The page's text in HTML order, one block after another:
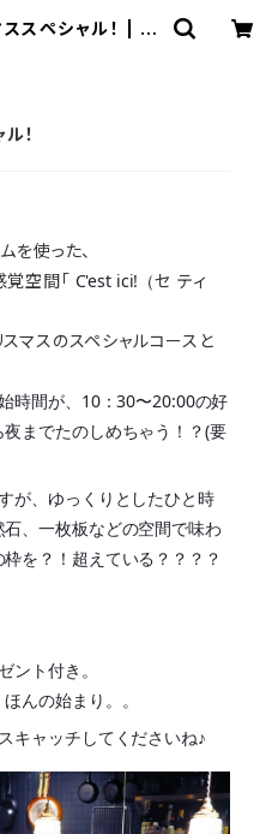
ススペシャル！ | Bi
！
を使った、
空間「 C'est ici!（セ ティ
マスのスペシャルコースと
時間が、10：30〜20:00の好
までたのしめちゃう！？(要
が、ゆっくりとしたひと時
、一枚板などの空間で味わ
を？！超えている？？？？
ント付き。
んの始まり。。
キャッチしてくださいね♪